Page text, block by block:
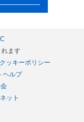
ます
クッキーポリシー
ヘルプ
ット